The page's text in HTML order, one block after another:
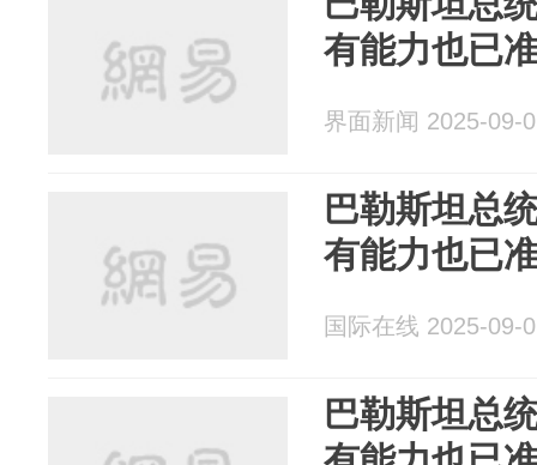
有能力也已
界面新闻 2025-09-
巴勒斯坦总
有能力也已
国际在线 2025-09-
巴勒斯坦总